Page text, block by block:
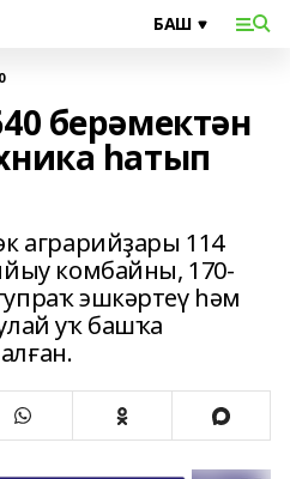
берәмектән
һатып
аграрийҙары 114
комбайны, 170-
эшкәртеү һәм
уҡ башҡа